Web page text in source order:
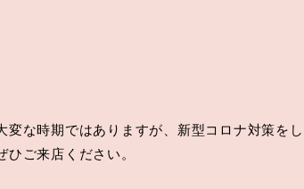
な時期ではありますが、新型コロナ対策をし
ご来店ください。